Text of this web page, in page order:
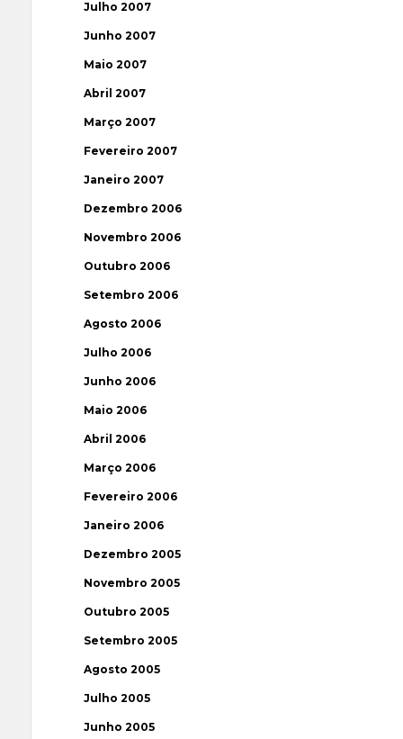
Julho 2007
Junho 2007
Maio 2007
Abril 2007
Março 2007
Fevereiro 2007
Janeiro 2007
Dezembro 2006
Novembro 2006
Outubro 2006
Setembro 2006
Agosto 2006
Julho 2006
Junho 2006
Maio 2006
Abril 2006
Março 2006
Fevereiro 2006
Janeiro 2006
Dezembro 2005
Novembro 2005
Outubro 2005
Setembro 2005
Agosto 2005
Julho 2005
Junho 2005